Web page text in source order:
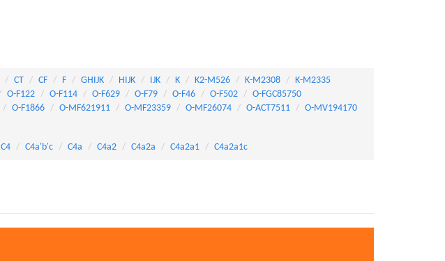
CT CF F GHIJK HIJK IJK K K2-M526 K-M2308
K-M2335
O-F122 O-F114 O-F629 O-F79 O-F46 O-F502
O-FGC85750
O-F1866 O-MF621911 O-MF23359 O-MF26074 O-ACT7511
O-MV194170
C4 C4a'b'c C4a C4a2 C4a2a C4a2a1 C4a2a1c